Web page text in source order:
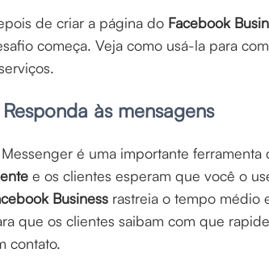
de criar a página do Facebook
começa. Veja como usá-la para
Responda às mensagens
é uma importante ferramenta
e os clientes esperam que você o
Business rastreia o tempo médio
que os clientes saibam com que
contato.